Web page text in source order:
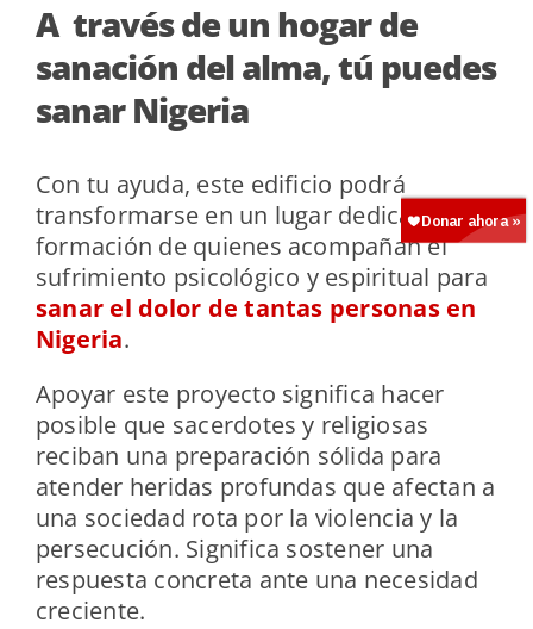
A través de un hogar de
sanación del alma, tú puedes
sanar Nigeria
Con tu ayuda, este edificio podrá
transformarse en un lugar dedicado a la
formación de quienes acompañan el
sufrimiento psicológico y espiritual para
sanar el dolor de tantas personas en
Nigeria.
Apoyar este proyecto significa hacer
posible que sacerdotes y religiosas
reciban una preparación sólida para
atender heridas profundas que afectan a
una sociedad rota por la violencia y la
persecución. Significa sostener una
respuesta concreta ante una necesidad
creciente.